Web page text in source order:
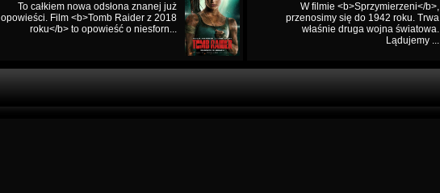
To całkiem nowa odsłona znanej już
opowieści. Film <b>Tomb Raider z 2018
roku</b> to opowieść o niesforn...
W filmie <b>Sprzymierzeni</b>,
przenosimy się do 1942 roku. Trwa
właśnie druga wojna światowa.
Lądujemy ...